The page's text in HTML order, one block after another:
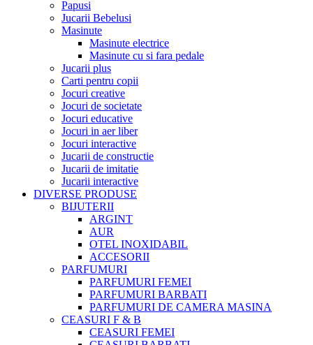
Papusi
Jucarii Bebelusi
Masinute
Masinute electrice
Masinute cu si fara pedale
Jucarii plus
Carti pentru copii
Jocuri creative
Jocuri de societate
Jocuri educative
Jocuri in aer liber
Jocuri interactive
Jucarii de constructie
Jucarii de imitatie
Jucarii interactive
DIVERSE PRODUSE
BIJUTERII
ARGINT
AUR
OTEL INOXIDABIL
ACCESORII
PARFUMURI
PARFUMURI FEMEI
PARFUMURI BARBATI
PARFUMURI DE CAMERA MASINA
CEASURI F & B
CEASURI FEMEI